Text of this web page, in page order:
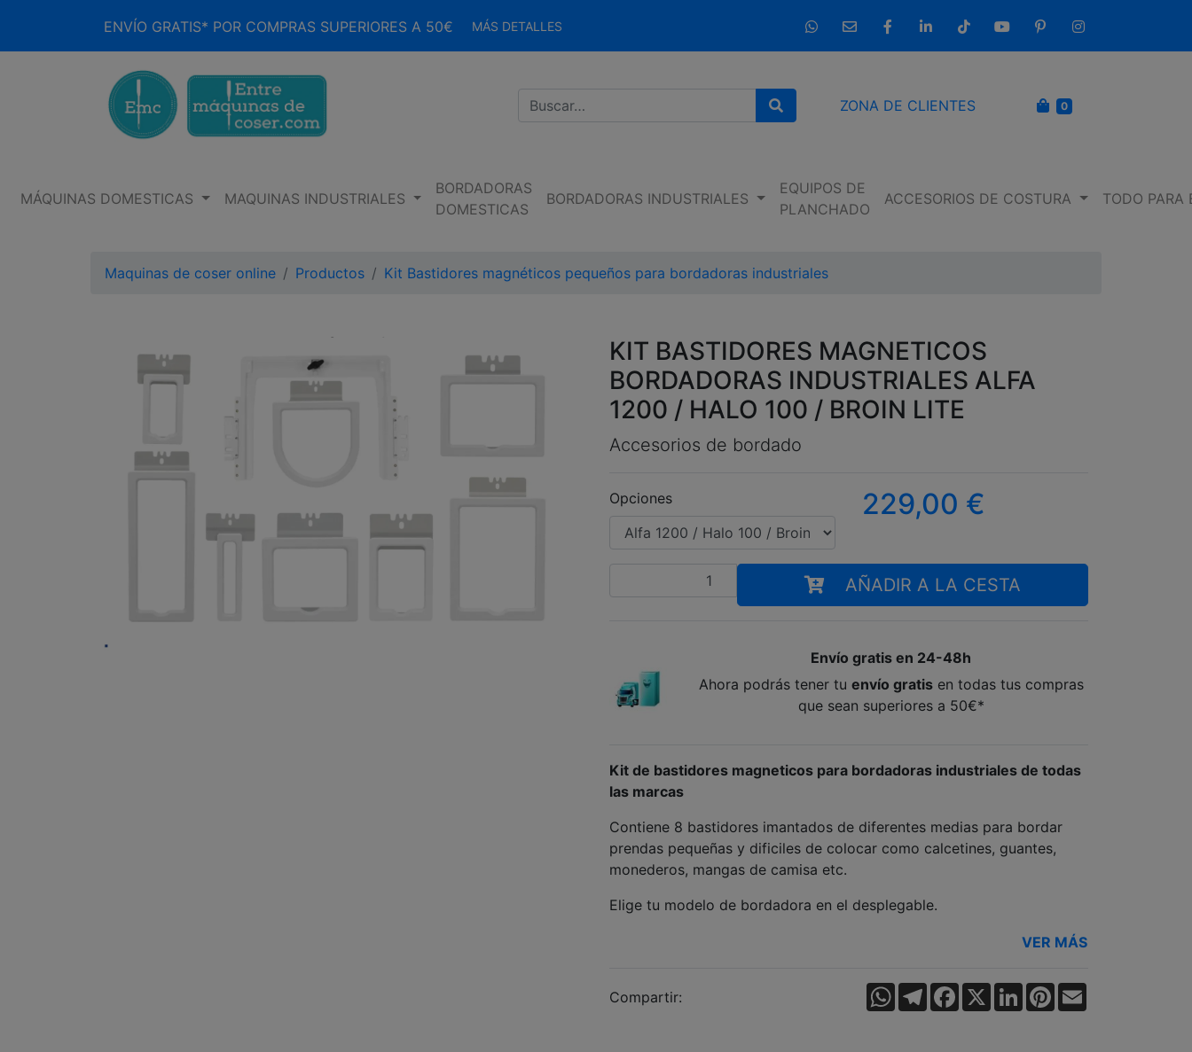
ENVÍO GRATIS* POR COMPRAS SUPERIORES A 50€ MÁS DETALLES
633 237 654
info@entremaquinasdecoser.com
FacebookLinkedInTikTokYouTubePinterestInstagram
Buscar
ZONA DE CLIENTES CARRITO
0
MÁQUINAS DOMESTICAS MAQUINAS INDUSTRIALES
BORDADORAS
DOMESTICAS
BORDADORAS INDUSTRIALES
EQUIPOS DE
PLANCHADO
ACCESORIOS DE COSTURA TODO PARA
Maquinas de coser online Productos Kit Bastidores magnéticos pequeños para bordadoras industriales
KIT BASTIDORES MAGNETICOS
BORDADORAS INDUSTRIALES ALFA
1200 / HALO 100 / BROIN LITE
Accesorios de bordado
Opciones 229,00 €
AÑADIR A LA CESTA
Envío gratis en 24-48h
Ahora podrás tener tu envío gratisen todas tus compras
que sean superiores a 50€*
Kit de bastidores magneticos para bordadoras industriales de todas
las marcas
Contiene 8 bastidores imantados de diferentes medias para bordar
prendas pequeñas y dificiles de colocar como calcetines, guantes,
monederos, mangas de camisa etc.
Elige tu modelo de bordadora en el desplegable.
VER MÁS
Compartir: WhatsApp
TelegramFacebook
X LinkedInPinterest